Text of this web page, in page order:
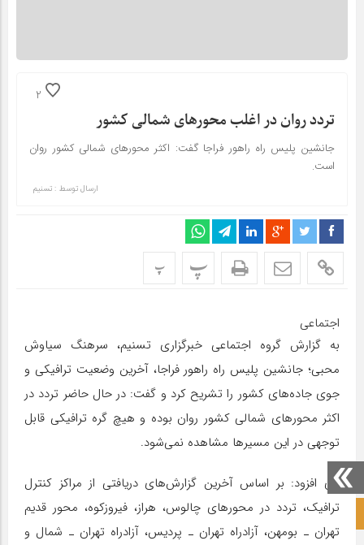
صفحه نخست آکادمی علمی
2
تردد روان در اغلب محورهای شمالی کشور
جانشین پلیس راه راهور فراجا گفت: اکثر محورهای شمالی کشور روان
است.
ارسال توسط : تسنیم
پ پ
اجتماعی
به گزارش گروه اجتماعی خبرگزاری تسنیم، سرهنگ سیاوش
محبی؛ جانشین پلیس راه راهور فراجا، آخرین وضعیت ترافیکی و
جوی جاده‌های کشور را تشریح کرد و گفت: در حال حاضر تردد در
اکثر محورهای شمالی کشور روان بوده و هیچ گره ترافیکی قابل
توجهی در این مسیرها مشاهده نمی‌شود.
وی افزود: بر اساس آخرین گزارش‌های دریافتی از مراکز کنترل
ترافیک، تردد در محورهای چالوس، هراز، فیروزکوه، محور قدیم
تهران ـ بومهن، آزادراه تهران ـ پردیس، آزادراه تهران ـ شمال و